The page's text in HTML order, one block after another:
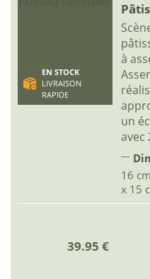
EN STOCK
LIVRAISON
RAPIDE
à
un
avec
16
x 15
39.95 €